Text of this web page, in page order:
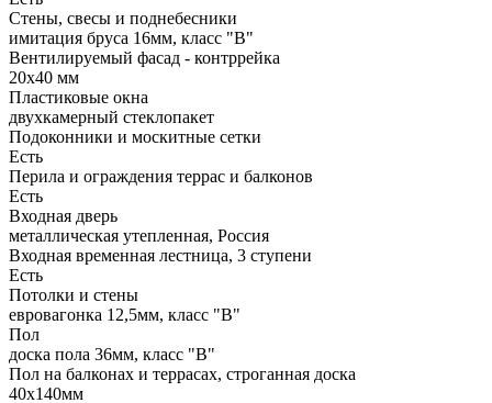
Стены, свесы и поднебесники
имитация бруса 16мм, класс "В"
Вентилируемый фасад - контррейка
20х40 мм
Пластиковые окна
двухкамерный стеклопакет
Подоконники и москитные сетки
Есть
Перила и ограждения террас и балконов
Есть
Входная дверь
металлическая утепленная, Россия
Входная временная лестница, 3 ступени
Есть
Потолки и стены
евровагонка 12,5мм, класс "В"
Пол
доска пола 36мм, класс "B"
Пол на балконах и террасах, строганная доска
40х140мм